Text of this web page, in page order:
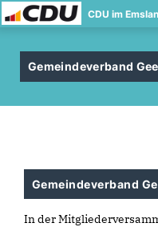
CDU im
Gemeindeverband
Gemeindeverband
In der